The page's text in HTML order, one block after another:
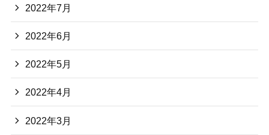
2022年7月
2022年6月
2022年5月
2022年4月
2022年3月